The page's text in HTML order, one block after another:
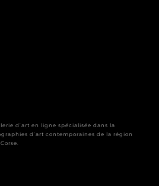
d’art en ligne spécialisée dans la
d’art contemporaines de la région